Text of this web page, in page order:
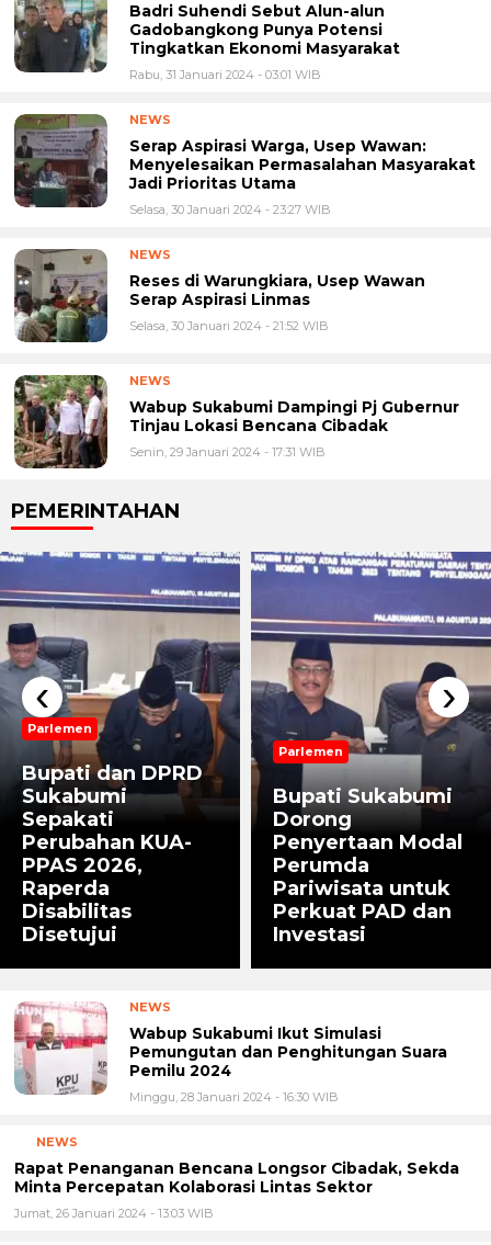
Badri Suhendi Sebut Alun-alun
Gadobangkong Punya Potensi
Tingkatkan Ekonomi Masyarakat
Rabu, 31 Januari 2024 - 03:01 WIB
NEWS
Serap Aspirasi Warga, Usep Wawan:
Menyelesaikan Permasalahan Masyarakat
Jadi Prioritas Utama
Selasa, 30 Januari 2024 - 23:27 WIB
NEWS
Reses di Warungkiara, Usep Wawan
Serap Aspirasi Linmas
Selasa, 30 Januari 2024 - 21:52 WIB
NEWS
Wabup Sukabumi Dampingi Pj Gubernur
Tinjau Lokasi Bencana Cibadak
Senin, 29 Januari 2024 - 17:31 WIB
PEMERINTAHAN
Parlemen
Bupati dan DPRD
Sukabumi
Sepakati
Perubahan KUA-
PPAS 2026,
Raperda
Disabilitas
Disetujui
Parlemen
Bupati Sukabumi
Dorong
Penyertaan Modal
Perumda
Pariwisata untuk
Perkuat PAD dan
Investasi
‹ ›
NEWS
Wabup Sukabumi Ikut Simulasi
Pemungutan dan Penghitungan Suara
Pemilu 2024
Minggu, 28 Januari 2024 - 16:30 WIB
NEWS
Rapat Penanganan Bencana Longsor Cibadak, Sekda
Minta Percepatan Kolaborasi Lintas Sektor
Jumat, 26 Januari 2024 - 13:03 WIB